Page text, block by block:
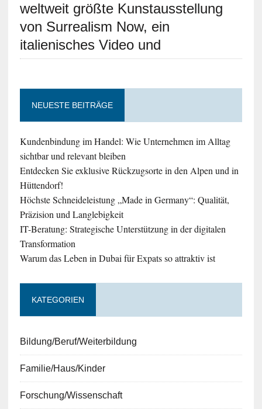
weltweit größte Kunstausstellung
von Surrealism Now, ein
italienisches Video und
NEUESTE BEITRÄGE
Kundenbindung im Handel: Wie Unternehmen im Alltag
sichtbar und relevant bleiben
Entdecken Sie exklusive Rückzugsorte in den Alpen und in
Hüttendorf!
Höchste Schneideleistung „Made in Germany“: Qualität,
Präzision und Langlebigkeit
IT-Beratung: Strategische Unterstützung in der digitalen
Transformation
Warum das Leben in Dubai für Expats so attraktiv ist
KATEGORIEN
Bildung/Beruf/Weiterbildung
Familie/Haus/Kinder
Forschung/Wissenschaft